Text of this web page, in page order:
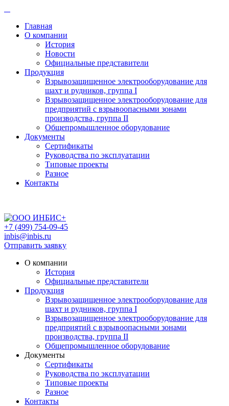
Главная
О компании
История
Новости
Официальные представители
Продукция
Взрывозащищенное электрооборудование для
шахт и рудников, группа I
Взрывозащищенное электрооборудование для
предприятий с взрывоопасными зонами
производства, группа II
Общепромышленное оборудование
Документы
Сертификаты
Руководства по эксплуатации
Типовые проекты
Разное
Контакты
+7 (499) 754-09-45
inbis@inbis.ru
Отправить заявку
О компании
История
Официальные представители
Продукция
Взрывозащищенное электрооборудование для
шахт и рудников, группа I
Взрывозащищенное электрооборудование для
предприятий с взрывоопасными зонами
производства, группа II
Общепромышленное оборудование
Документы
Сертификаты
Руководства по эксплуатации
Типовые проекты
Разное
Контакты